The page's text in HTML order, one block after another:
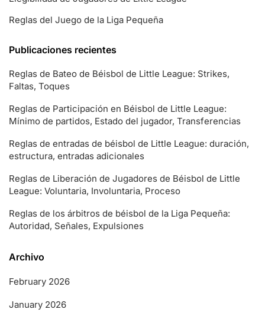
Reglas del Juego de la Liga Pequeña
Publicaciones recientes
Reglas de Bateo de Béisbol de Little League: Strikes,
Faltas, Toques
Reglas de Participación en Béisbol de Little League:
Mínimo de partidos, Estado del jugador, Transferencias
Reglas de entradas de béisbol de Little League: duración,
estructura, entradas adicionales
Reglas de Liberación de Jugadores de Béisbol de Little
League: Voluntaria, Involuntaria, Proceso
Reglas de los árbitros de béisbol de la Liga Pequeña:
Autoridad, Señales, Expulsiones
Archivo
February 2026
January 2026